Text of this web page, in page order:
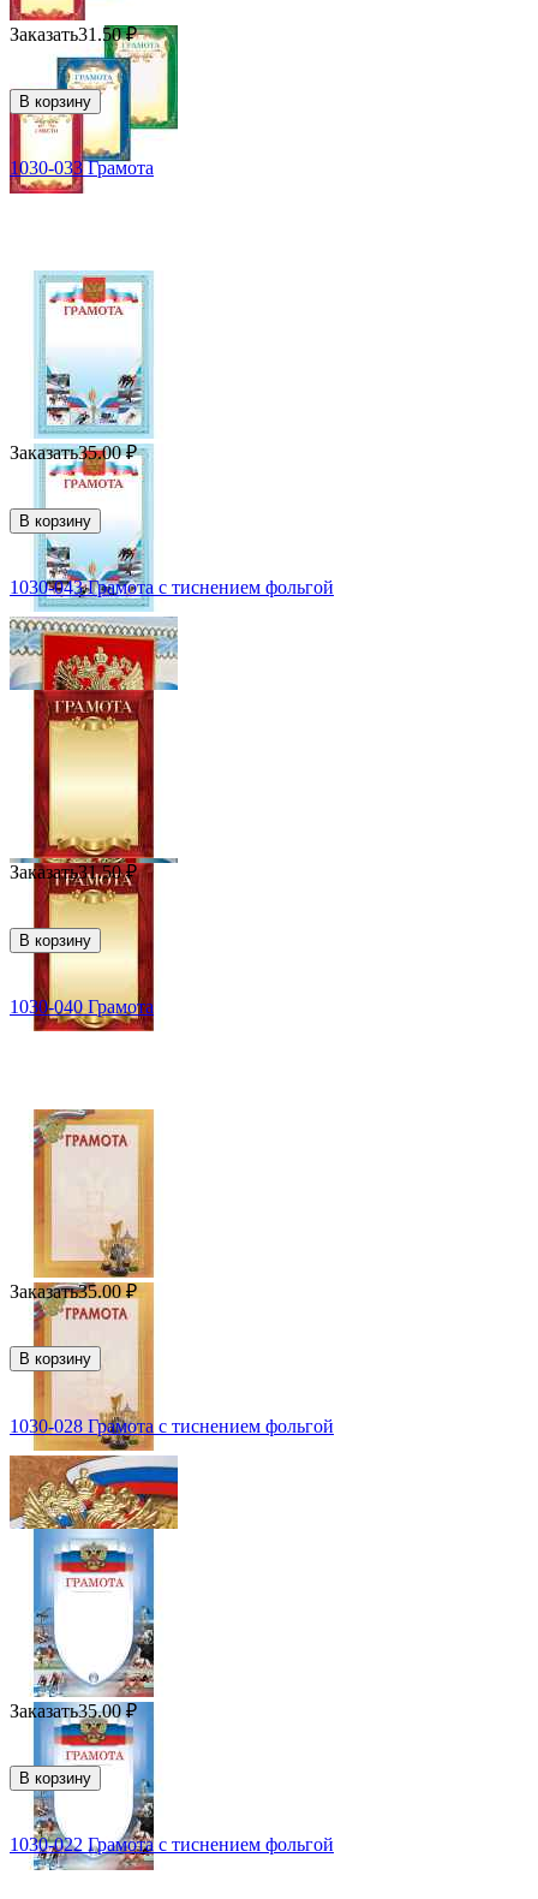
Заказать31.50 ₽
В корзину
1030-033 Грамота
Заказать35.00 ₽
В корзину
1030-043 Грамота с тиснением фольгой
Заказать31.50 ₽
В корзину
1030-040 Грамота
Заказать35.00 ₽
В корзину
1030-028 Грамота с тиснением фольгой
Заказать35.00 ₽
В корзину
1030-022 Грамота с тиснением фольгой